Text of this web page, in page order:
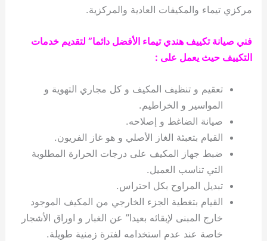
مركزي تيماء والمكيفات العادية والمركزية.
فني صيانة تكييف هندي تيماء الأفضل دائما” لتقديم خدمات
التكييف حيث يعمل على :
تعقيم و تنظيف المكيف و كل مجاري التهوية و
المواسير و الخراطيم.
صيانة الضاغط و إصلاحه.
القيام بتعبئة الغاز الأصلي و هو غاز الفريون.
ضبط جهاز المكيف على درجات الحرارة المطلوبة
التي تناسب العميل.
تبديل المراوح بكل احتراس.
القيام بتغطية الجزء الخارجي من المكيف الموجود
خارج المبنى لإبقائه بعيدا” عن الغبار و اوراق الأشجار
خاصة عند عدم استخدامه لفترة زمنية طويلة.